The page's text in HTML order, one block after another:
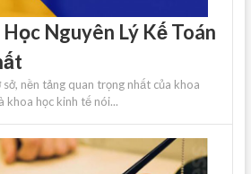
Nguyên Lý Kế Toán
nền tảng quan trọng nhất của khoa
khoa học kinh tế nói...